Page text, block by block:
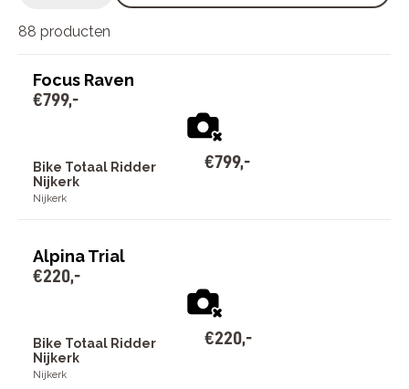
88 producten
Focus Raven
€799,-
Bike Totaal Ridder
Nijkerk
Nijkerk
€799,-
Alpina Trial
€220,-
Bike Totaal Ridder
Nijkerk
Nijkerk
€220,-